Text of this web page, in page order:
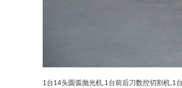
1台14头圆弧抛光机,1台前后刀数控切割机,1